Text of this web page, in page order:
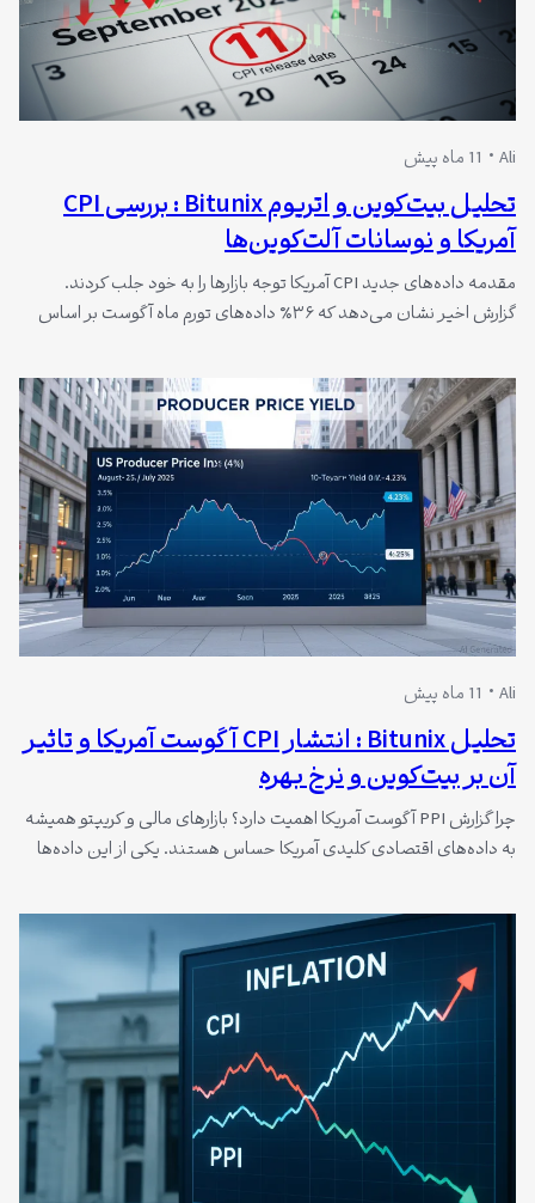
Ali 11 ماه پیش
تحلیل بیت‌کوین و اتریوم Bitunix : بررسی CPI
آمریکا و نوسانات آلت‌کوین‌ها
مقدمه داده‌های جدید CPI آمریکا توجه بازارها را به خود جلب کردند.
گزارش اخیر نشان می‌دهد که ۳۶٪ داده‌های تورم ماه آگوست بر اساس
به شاخص رسمی تورم را زیر سوال برده است. تحلیل‌گران Bitunix هشدار
می‌دهند که چنین ابهاماتی می‌تواند تصمیمات…
Ali 11 ماه پیش
تحلیل Bitunix : انتشار CPI آگوست آمریکا و تاثیر
آن بر بیت‌کوین و نرخ بهره
چرا گزارش PPI آگوست آمریکا اهمیت دارد؟ بازارهای مالی و کریپتو همیشه
به داده‌های اقتصادی کلیدی آمریکا حساس هستند. یکی از این داده‌ها
خدمات چقدر تغییر کرده است. این شاخص، سیگنال مهمی برای تورم
آینده محسوب می‌شود. به تازگی، تحلیل گران Bitunix توجه ویژه‌ای…